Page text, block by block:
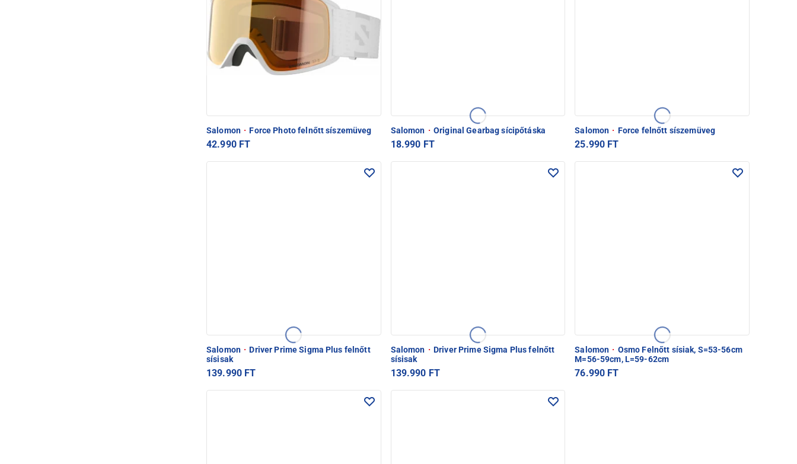
Salomon · Force Photo felnőtt síszemüveg
42.990 FT
Salomon · Original Gearbag sícipőtáska
18.990 FT
Salomon · Force felnőtt síszemüveg
25.990 FT
Salomon · Driver Prime Sigma Plus felnőtt
sísisak
139.990 FT
Salomon · Driver Prime Sigma Plus felnőtt
sísisak
139.990 FT
Salomon · Osmo Felnőtt sísiak, S=53-56cm
M=56-59cm, L=59-62cm
76.990 FT